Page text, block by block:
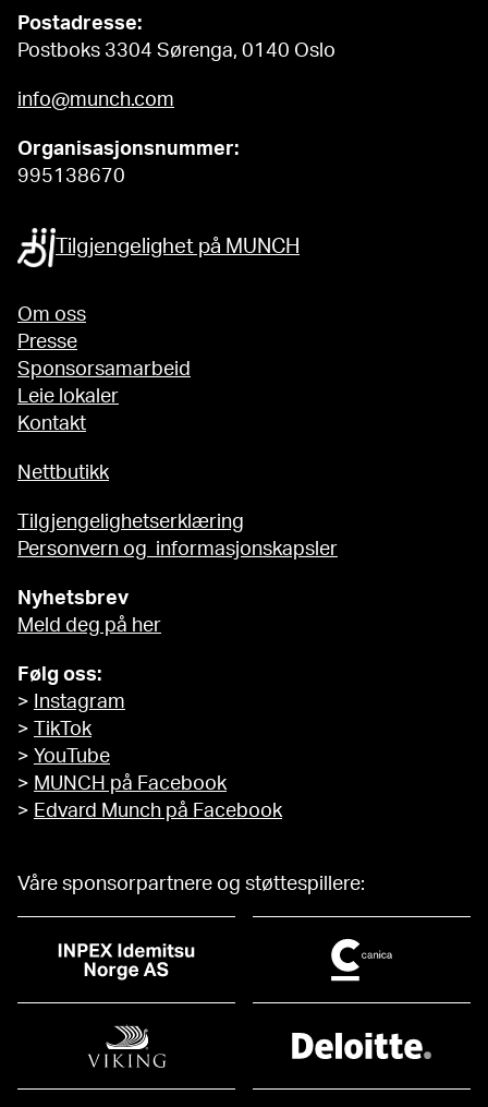
Postadresse:
Postboks 3304 Sørenga, 0140 Oslo
info@munch.com
Organisasjonsnummer:
995138670
Tilgjengelighet på MUNCH
Om oss
Presse
Sponsorsamarbeid
Leie lokaler
Kontakt
Nettbutikk
Tilgjengelighetserklæring
Personvern og informasjonskapsler
Nyhetsbrev
Meld deg på her
Følg oss:
>
Instagram
>
TikTok
> YouTube
> MUNCH på Facebook
> Edvard Munch på Facebook
Våre sponsorpartnere og støttespillere: